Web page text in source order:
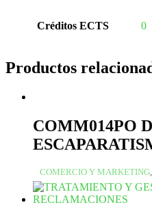
Créditos ECTS 0
Productos
COMM014PO
COMERCIO Y MARKETING,